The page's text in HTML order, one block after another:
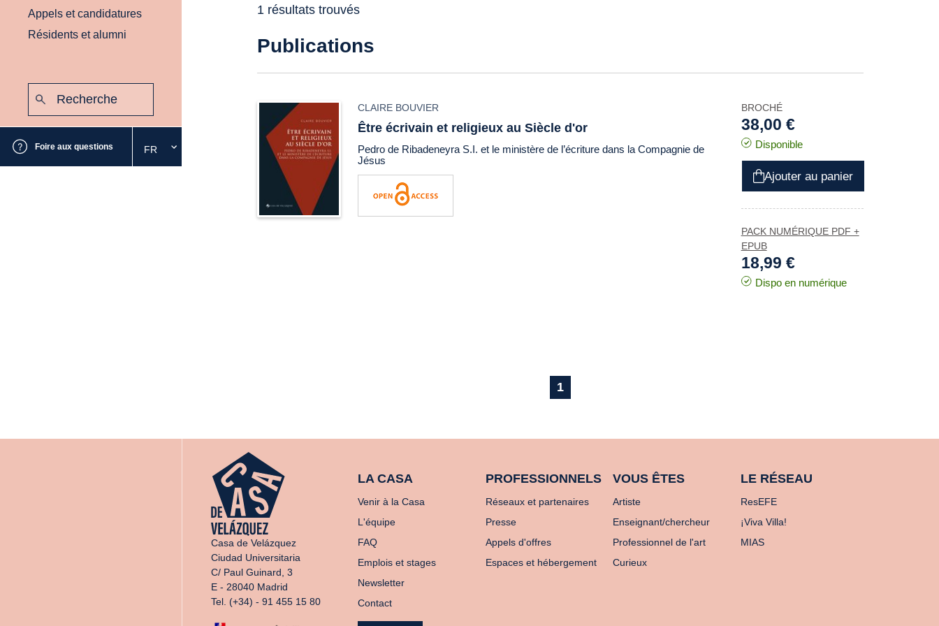
Appels et candidatures
Résidents et alumni
Foire aux questions
Sélectionnez
la
FR
1 résultats trouvés
Publications
CLAIRE BOUVIER
Être écrivain et religieux au Siècle d'or
Pedro de Ribadeneyra S.I. et le ministère de l’écriture dans la Compagnie de
Jésus
BROCHÉ
38,00 €
Disponible
Ajouter au panier
PACK NUMÉRIQUE PDF +
EPUB
18,99 €
Dispo en numérique
1
Casa de Velázquez
Ciudad Universitaria
C/ Paul Guinard, 3
E - 28040 Madrid
Tel. (+34) - 91 455 15 80
LA CASA
Venir à la Casa
L'équipe
FAQ
Emplois et stages
Newsletter
Contact
PROFESSIONNELS
Réseaux et partenaires
Presse
Appels d'offres
Espaces et hébergement
VOUS ÊTES
Artiste
Enseignant/chercheur
Professionnel de l'art
Curieux
LE RÉSEAU
ResEFE
¡Viva Villa!
MIAS